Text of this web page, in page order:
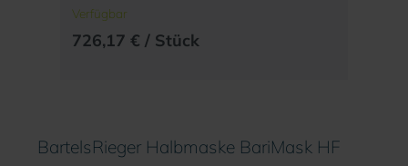
Verfügbar
726,17 € / Stück
BartelsRieger Halbmaske BariMask HF